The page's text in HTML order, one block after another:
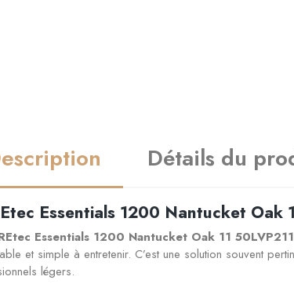
Détails du
Essentials 1200 Nantucket Oak
Essentials 1200 Nantucket Oak 11 50LVP211
et simple à entretenir. C’est une solution souvent
légers.